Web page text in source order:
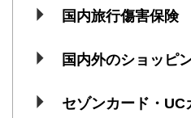
国内旅行傷害保険
国内外のショッピ
セゾンカード・